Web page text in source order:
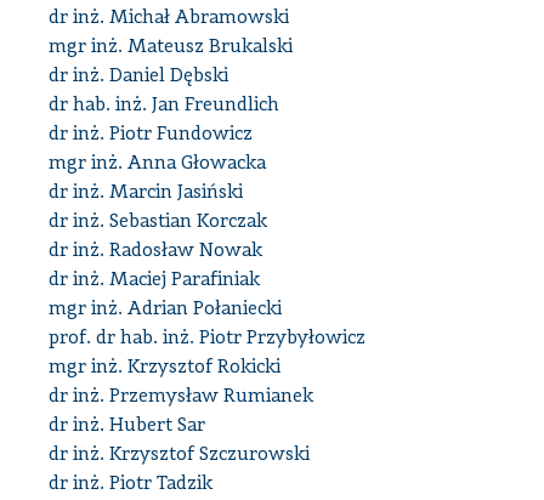
dr inż. Michał Abramowski
mgr inż. Mateusz Brukalski
dr inż. Daniel Dębski
dr hab. inż. Jan Freundlich
dr inż. Piotr Fundowicz
mgr inż. Anna Głowacka
dr inż. Marcin Jasiński
dr inż. Sebastian Korczak
dr inż. Radosław Nowak
dr inż. Maciej Parafiniak
mgr inż. Adrian Połaniecki
prof. dr hab. inż. Piotr Przybyłowicz
mgr inż. Krzysztof Rokicki
dr inż. Przemysław Rumianek
dr inż. Hubert Sar
dr inż. Krzysztof Szczurowski
dr inż. Piotr Tadzik